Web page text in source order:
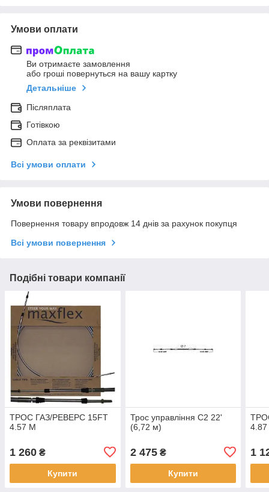
Умови оплати
Ви отримаєте замовлення
або гроші повернуться на вашу картку
Детальніше
Післяплата
Готівкою
Оплата за реквізитами
Всі умови оплати
Умови повернення
Повернення товару впродовж 14 днів за рахунок покупця
Всі умови повернення
Подібні товари компанії
ТРОС ГАЗ/РЕВЕРС 15FT
4.57 М
1 260 ₴
Купити
Трос управління C2 22'
(6,72 м)
2 475₴
Купити
1